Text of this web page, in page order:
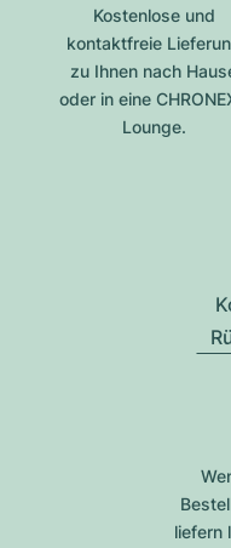
Kostenlose und
kontaktfreie
zu Ihnen nach
oder in eine
Lounge.
liefern